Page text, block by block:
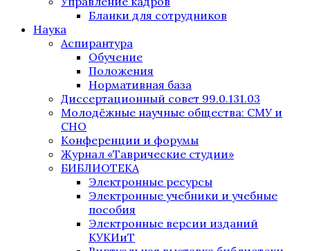
Бланки для сотрудников
Наука
Аспирантура
Обучение
Положения
Нормативная база
Диссертационный совет 99.0.131.03
Молодёжные научные общества: СМУ и
СНО
Конференции и форумы
Журнал «Таврические студии»
БИБЛИОТЕКА
Электронные ресурсы
Электронные учебники и учебные
пособия
Электронные версии изданий
КУКИиТ